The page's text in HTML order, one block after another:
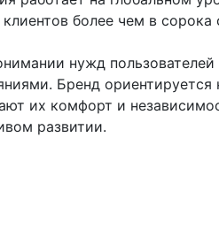
более чем в сорока
нужд
Бренд ориентируется
их комфорт и
развитии.